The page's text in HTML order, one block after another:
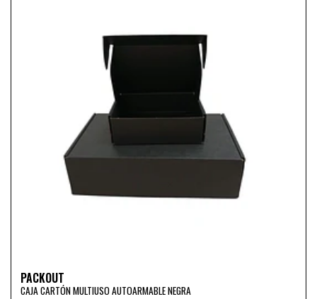
PACKOUT
CAJA CARTÓN MULTIUSO AUTOARMABLE NEGRA